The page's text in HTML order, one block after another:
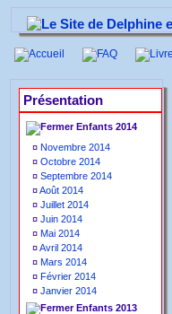
Présentation
Enfants 2014
¤ Novembre 2014
¤ Octobre 2014
¤ Septembre 2014
¤Août 2014
¤ Juillet 2014
¤ Juin 2014
¤ Mai 2014
¤Avril 2014
¤ Mars 2014
¤ Février 2014
¤ Janvier 2014
Enfants 2013